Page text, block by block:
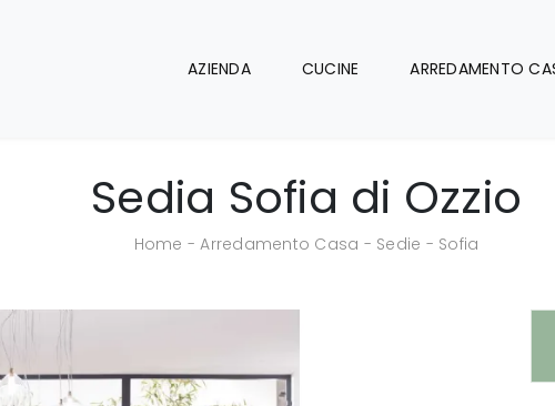
AZIENDA CUCINE ARREDAMENTO
Sedia Sofia di Ozzio
Home -Arredamento Casa - Sedie - Sofia